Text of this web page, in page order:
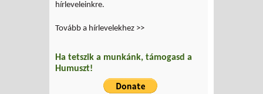
hírleveleinkre.
Tovább a hírlevelekhez >>
Ha tetszik a munkánk, támogasd a
Humuszt!